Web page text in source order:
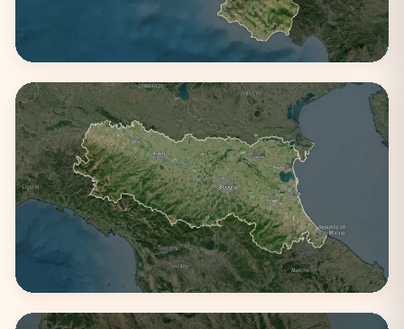
Campania
3 città